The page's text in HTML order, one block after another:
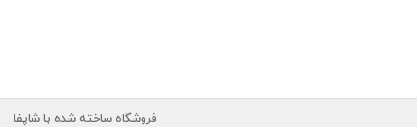
فروشگاه ساخته شده با شاپفا